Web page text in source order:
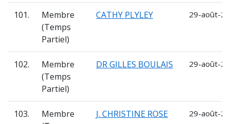
101.
Membre
(Temps
Partiel)
CATHY PLYLEY 29-août-
102.
Membre
(Temps
Partiel)
DR GILLES BOULAIS 29-août-
103.
Membre
J. CHRISTINE ROSE 29-août-